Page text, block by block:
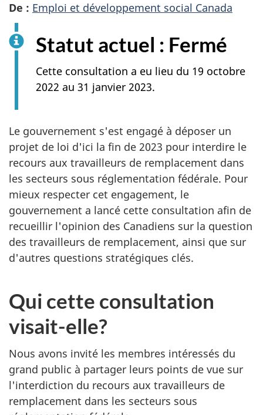
De : Emploi et développement social Canada
Statut actuel : Fermé
Cette consultation a eu lieu du 19 octobre
2022 au 31 janvier 2023.
Le gouvernement s'est engagé à déposer un
projet de loi d'ici la fin de 2023 pour interdire le
recours aux travailleurs de remplacement dans
les secteurs sous réglementation fédérale. Pour
mieux respecter cet engagement, le
gouvernement a lancé cette consultation afin de
recueillir l'opinion des Canadiens sur la question
des travailleurs de remplacement, ainsi que sur
d'autres questions stratégiques clés.
Qui cette consultation
visait-elle?
Nous avons invité les membres intéressés du
grand public à partager leurs points de vue sur
l'interdiction du recours aux travailleurs de
remplacement dans les secteurs sous